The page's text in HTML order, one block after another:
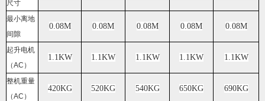
尺寸
最小离地
间隙
0.08M 0.08M 0.08M 0.08M 0.08M
起升电机
（AC）
1.1KW 1.1KW 1.1KW 1.1KW 1.1KW
整机重量
（AC）
420KG 520KG 540KG 650KG 690KG